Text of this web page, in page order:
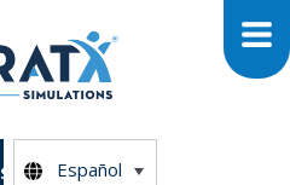
Español